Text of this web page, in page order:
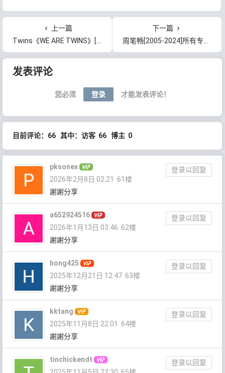
上一篇
Twins《WE ARE TWINS》[无损FLAC/MP3/477MB]百度云网盘下载
下一篇
周笔畅[2005-2024]所有专辑歌曲合集[无损FLAC/MP3/7.63GB]百度云网盘下载
文章导航
发表评论
您必须 登录 才能发表评论！
目前评论：66 其中：访客 66 博主 0
pksonex
登录以回复
2026年2月8日 02:21
61楼
謝謝分享
a652924516
登录以回复
2026年1月13日 03:46 62楼
謝謝分享
hong425
登录以回复
2025年12月21日 12:47 63楼
謝謝分享
kktang
登录以回复
2025年11月8日 22:01
64楼
謝謝分享
tinchickendt
登录以回复